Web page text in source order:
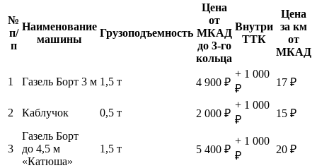
№
п/
п
Наименование
машины
Грузоподъемность
Цена
от
МКАД
до 3-го
кольца
Внутри
ТТК
Цена
за км
от
МКАД
1 Газель Борт 3 м 1,5 т 4 900 ₽
+ 1 000
₽
17 ₽
2 Каблучок 0,5 т 2 000 ₽
+ 1 000
₽
15 ₽
3
Газель Борт
до 4,5 м
«Катюша»
1,5 т 5 400 ₽
+ 1 000
₽
20 ₽